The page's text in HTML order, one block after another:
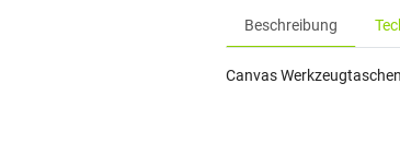
Beschreibung
Canvas